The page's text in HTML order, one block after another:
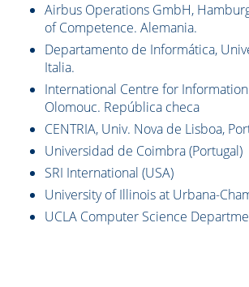
Airbus Operations GmbH,
of Competence. Alemania.
Departamento de Informática,
Italia.
International Centre for
Olomouc. República checa
CENTRIA, Univ. Nova de Lisboa,
Universidad de Coimbra (Portugal)
SRI International (USA)
University of Illinois at Urbana-
UCLA Computer Science